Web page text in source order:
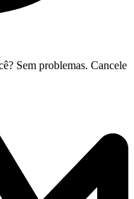
Sem problemas. Cancele